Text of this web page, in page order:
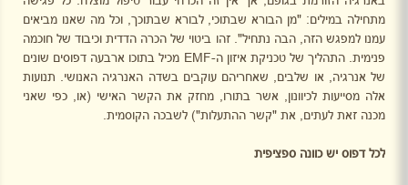
מתחילה במילים: "מן הבורא שבתוכי, לבורא שבתוכך, וכל מה שאנו מביאים
עמנו למפגש הזה, הבה נתחיל". זהו ביטוי של הכרה הדדית וכיבוד של חוכמה
פנימית. התהליך של טכניקת איזון ה-EMF מכיל בתוכו ארבעה דפוסים שונים
של אנרגיה, או שלבים, שאחריהם עוקבים בשדה האנרגיה האנושי. תנועות
אלה מסייעות לכיוונון, אשר בתורו, מחזק את הקשר האישי (או, כפי שאני
מכנה זאת לעתים, את "קשר ההתעלות") לשבכה הקוסמית.
לכל דפוס יש כוונה ספציפית